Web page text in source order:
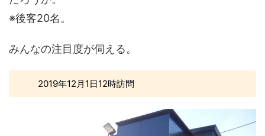
※後客20名。
みんなの注目度が伺える。
2019年12月1日12時訪問